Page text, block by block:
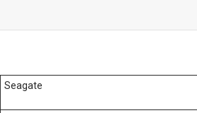
Seagate